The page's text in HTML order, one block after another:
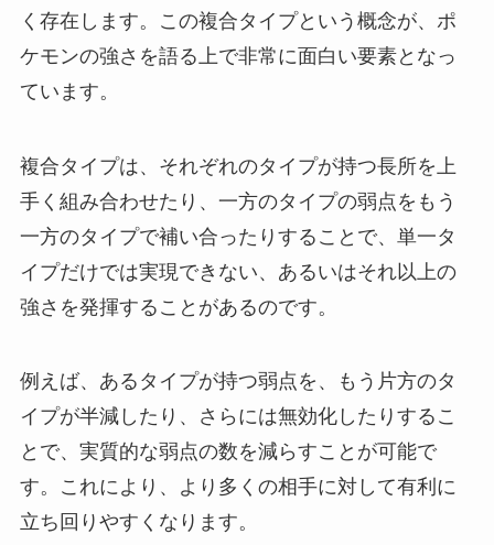
く存在します。この複合タイプという概念が、ポ
ケモンの強さを語る上で非常に面白い要素となっ
ています。
複合タイプは、それぞれのタイプが持つ長所を上
手く組み合わせたり、一方のタイプの弱点をもう
一方のタイプで補い合ったりすることで、単一タ
イプだけでは実現できない、あるいはそれ以上の
強さを発揮することがあるのです。
例えば、あるタイプが持つ弱点を、もう片方のタ
イプが半減したり、さらには無効化したりするこ
とで、実質的な弱点の数を減らすことが可能で
す。これにより、より多くの相手に対して有利に
立ち回りやすくなります。